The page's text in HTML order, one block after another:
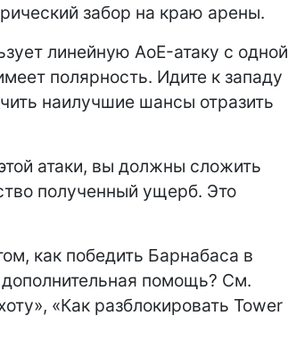
забор на краю арены.
линейную AoE-атаку с одной
полярность. Идите к западу
наилучшие шансы отразить
атаки, вы должны сложить
полученный ущерб. Это
как победить Барнабаса в
помощь? См.
«Как разблокировать Tower